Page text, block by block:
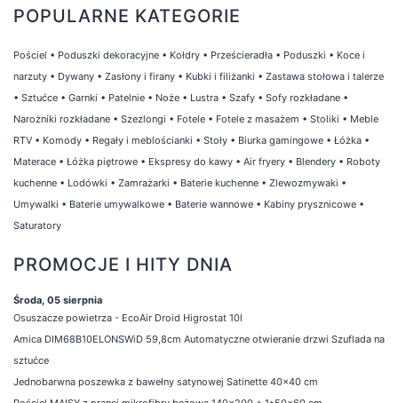
POPULARNE KATEGORIE
Pościel • Poduszki dekoracyjne • Kołdry • Prześcieradła • Poduszki • Koce i
narzuty • Dywany • Zasłony i firany • Kubki i filiżanki • Zastawa stołowa i talerze
• Sztućce • Garnki • Patelnie • Noże • Lustra • Szafy • Sofy rozkładane •
Narożniki rozkładane • Szezlongi • Fotele • Fotele z masażem • Stoliki • Meble
RTV • Komody • Regały i meblościanki • Stoły • Biurka gamingowe • Łóżka •
Materace • Łóżka piętrowe • Ekspresy do kawy • Air fryery • Blendery • Roboty
kuchenne • Lodówki • Zamrażarki • Baterie kuchenne • Zlewozmywaki •
Umywalki • Baterie umywalkowe • Baterie wannowe • Kabiny prysznicowe •
Saturatory
PROMOCJE I HITY DNIA
Środa, 05 sierpnia
Osuszacze powietrza - EcoAir Droid Higrostat 10l
Amica DIM68B10ELONSWiD 59,8cm Automatyczne otwieranie drzwi Szuflada na
sztućce
Jednobarwna poszewka z bawełny satynowej Satinette 40x40 cm